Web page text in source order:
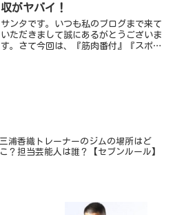
収がヤバイ！
サンタです。いつも私のブログまで来て
いただきまして誠にあるがとうございま
す。さて今回は、『筋肉番付』『スポー
三浦香織トレーナーのジムの場所はど
こ？担当芸能人は誰？【セブンルール】